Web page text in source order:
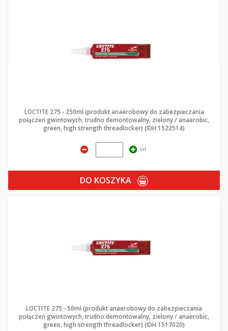
LOCTITE 275 - 250ml (produkt anaerobowy do zabezpieczania
połączeń gwintowych, trudno demontowalny, zielony / anaerobic,
green, high strength threadlocker) (IDH.1522514)
szt.
DO KOSZYKA
LOCTITE 275 - 50ml (produkt anaerobowy do zabezpieczania
połączeń gwintowych, trudno demontowalny, zielony / anaerobic,
green, high strength threadlocker) (IDH.1517020)